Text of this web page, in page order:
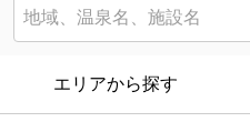
エリアから探す